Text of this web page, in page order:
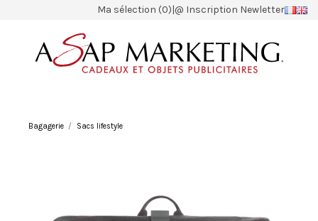
Ma sélection (0)|@ Inscription Newletter
Bagagerie Sacs lifestyle